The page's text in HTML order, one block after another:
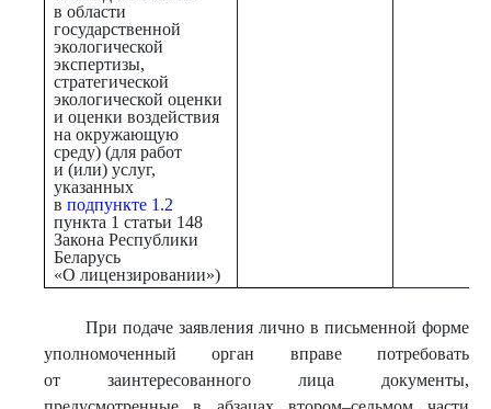
в области
государственной
экологической
экспертизы,
стратегической
экологической оценки
и оценки воздействия
на окружающую
среду) (для работ
и (или) услуг,
указанных
вподпункте 1.2
пункта 1 статьи 148
Закона Республики
Беларусь
«О лицензировании»)
При подаче заявления лично в письменной форме
уполномоченный орган вправе потребовать
от заинтересованного лица документы,